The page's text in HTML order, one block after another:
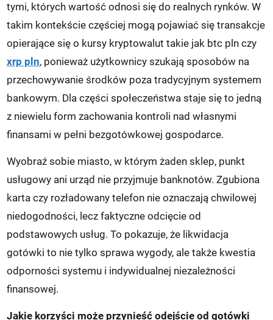
tymi, których wartość odnosi się do realnych rynków. W
takim kontekście częściej mogą pojawiać się transakcje
opierające się o kursy kryptowalut takie jak btc pln czy
xrp pln, ponieważ użytkownicy szukają sposobów na
przechowywanie środków poza tradycyjnym systemem
bankowym. Dla części społeczeństwa staje się to jedną
z niewielu form zachowania kontroli nad własnymi
finansami w pełni bezgotówkowej gospodarce.
Wyobraź sobie miasto, w którym żaden sklep, punkt
usługowy ani urząd nie przyjmuje banknotów. Zgubiona
karta czy rozładowany telefon nie oznaczają chwilowej
niedogodności, lecz faktyczne odcięcie od
podstawowych usług. To pokazuje, że likwidacja
gotówki to nie tylko sprawa wygody, ale także kwestia
odporności systemu i indywidualnej niezależności
finansowej.
Jakie korzyści może przynieść odejście od gotówki